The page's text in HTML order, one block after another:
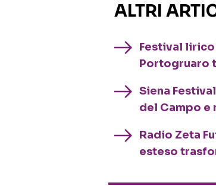
ALTRI
Festival lirico
Portogruaro
Siena
del Campo e
Radio Zeta
esteso